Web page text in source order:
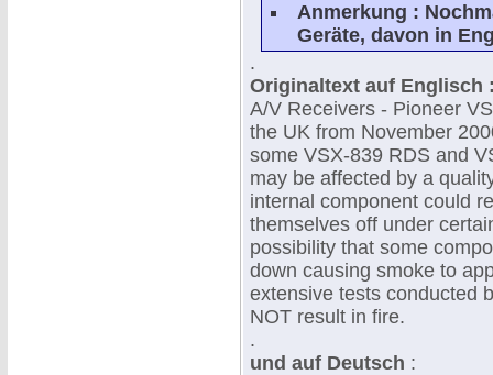
Anmerkung :
Geräte, davon in
.
Originaltext auf Englisch
A/V Receivers - Pioneer
the UK from November
some VSX-839 RDS and
may be affected by a
internal component could
themselves off under
possibility that some
down causing smoke to
extensive tests conducted
NOT result in fire.
.
und auf Deutsch :